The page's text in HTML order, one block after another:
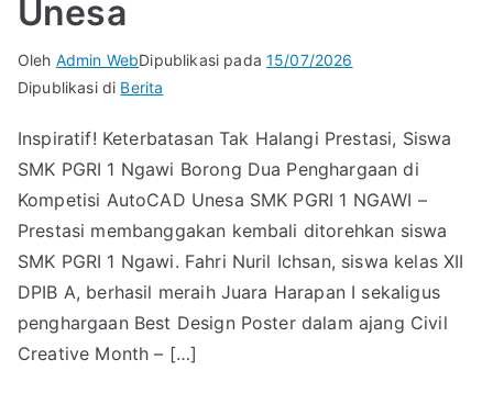
Unesa
Oleh Admin WebDipublikasi pada 15/07/2026
Dipublikasi di Berita
Inspiratif! Keterbatasan Tak Halangi Prestasi, Siswa
SMK PGRI 1 Ngawi Borong Dua Penghargaan di
Kompetisi AutoCAD Unesa SMK PGRI 1 NGAWI –
Prestasi membanggakan kembali ditorehkan siswa
SMK PGRI 1 Ngawi. Fahri Nuril Ichsan, siswa kelas XII
DPIB A, berhasil meraih Juara Harapan I sekaligus
penghargaan Best Design Poster dalam ajang Civil
Creative Month – […]